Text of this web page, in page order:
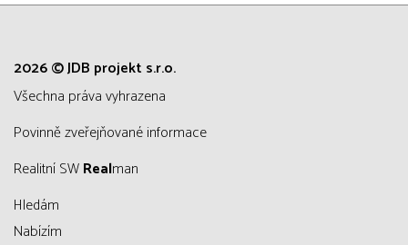
2026 © JDB projekt s.r.o.
všechna práva vyhrazena
Povinně zveřejňované informace
Realitní SWRealman
Hledám
Nabízím